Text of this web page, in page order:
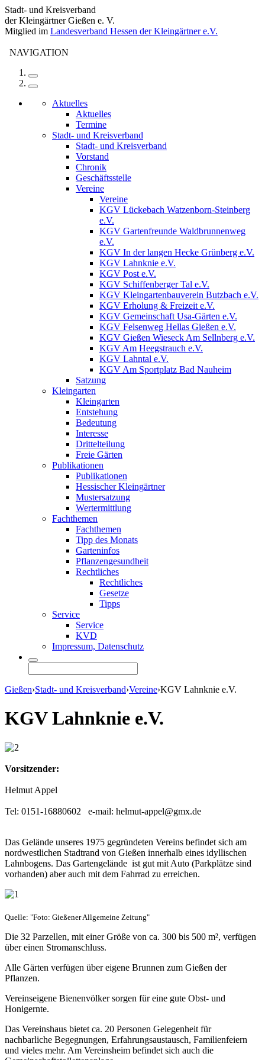
Stadt- und Kreisverband
der Kleingärtner Gießen e. V.
Mitglied im Landesverband Hessen der Kleingärtner e.V.
NAVIGATION
Aktuelles
Aktuelles
Termine
Stadt- und Kreisverband
Stadt- und Kreisverband
Vorstand
Chronik
Geschäftsstelle
Vereine
Vereine
KGV Lückebach Watzenborn-Steinberg
e.V.
KGV Gartenfreunde Waldbrunnenweg
e.V.
KGV In der langen Hecke Grünberg e.V.
KGV Lahnknie e.V.
KGV Post e.V.
KGV Schiffenberger Tal e.V.
KGV Kleingartenbauverein Butzbach e.V.
KGV Erholung & Freizeit e.V.
KGV Gemeinschaft Usa-Gärten e.V.
KGV Felsenweg Hellas Gießen e.V.
KGV Gießen Wieseck Am Sellnberg e.V.
KGV Am Heegstrauch e.V.
KGV Lahntal e.V.
KGV Am Sportplatz Bad Nauheim
Satzung
Kleingarten
Kleingarten
Entstehung
Bedeutung
Interesse
Drittelteilung
Freie Gärten
Publikationen
Publikationen
Hessischer Kleingärtner
Mustersatzung
Wertermittlung
Fachthemen
Fachthemen
Tipp des Monats
Garteninfos
Pflanzengesundheit
Rechtliches
Rechtliches
Gesetze
Tipps
Service
Service
KVD
Impressum, Datenschutz
Gießen›Stadt- und Kreisverband›Vereine›KGV Lahnknie e.V.
KGV Lahnknie e.V.
Vorsitzender:
Helmut Appel
Tel: 0151-16880602 e-mail: helmut-appel@gmx.de
Das Gelände unseres 1975 gegründeten Vereins befindet sich am
nordwestlichen Stadtrand von Gießen innerhalb eines idyllischen
Lahnbogens. Das Gartengelände ist gut mit Auto (Parkplätze sind
vorhanden) aber auch mit dem Fahrrad zu erreichen.
Quelle: "Foto: Gießener Allgemeine Zeitung"
Die 32 Parzellen, mit einer Größe von ca. 300 bis 500 m², verfügen
über einen Stromanschluss.
Alle Gärten verfügen über eigene Brunnen zum Gießen der
Pflanzen.
Vereinseigene Bienenvölker sorgen für eine gute Obst- und
Honigernte.
Das Vereinshaus bietet ca. 20 Personen Gelegenheit für
nachbarliche Begegnungen, Erfahrungsaustausch, Familienfeiern
und vieles mehr. Am Vereinsheim befindet sich auch die